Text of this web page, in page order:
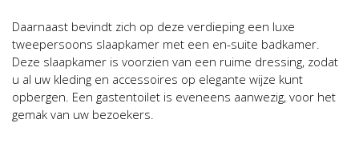
Daarnaast bevindt zich op deze verdieping een luxe
tweepersoons slaapkamer met een en-suite badkamer.
Deze slaapkamer is voorzien van een ruime dressing, zodat
u al uw kleding en accessoires op elegante wijze kunt
opbergen. Een gastentoilet is eveneens aanwezig, voor het
gemak van uw bezoekers.